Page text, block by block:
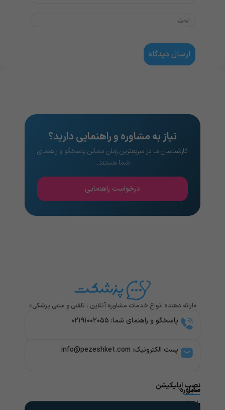
نیاز به مشاوره و راهنمایی دارید؟
کارشناسان ما در سریعترین زمان ممکن پاسخگو و راهنمای
شما هستند..
درخواست راهنمایی
«ارائه دهنده انواع خدمات مشاوره آنلاین ، تلفنی و متنی پزشکی»
پاسخگو و راهنمای شما: ۰۲۱۹۱۰۰۲۰۵۵
پست الکترونیک: info@pezeshket.com​
مشاوره
پزشکی
سایر
خدمات
نصب اپلیکیشن